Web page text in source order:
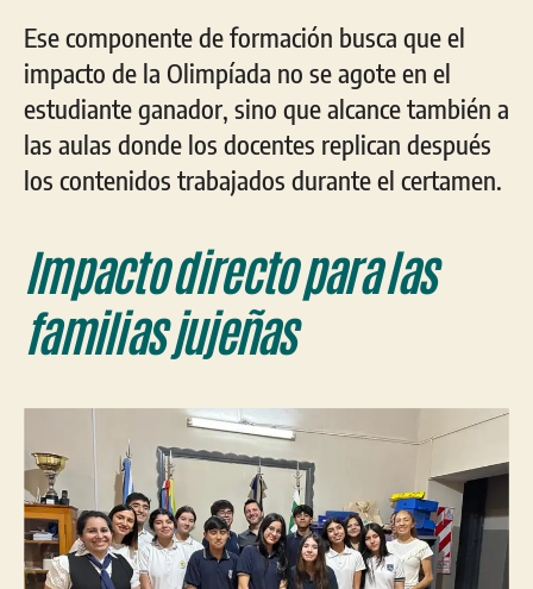
Ese componente de formación busca que el
impacto de la Olimpíada no se agote en el
estudiante ganador, sino que alcance también a
las aulas donde los docentes replican después
los contenidos trabajados durante el certamen.
Impacto directo para las
familias jujeñas